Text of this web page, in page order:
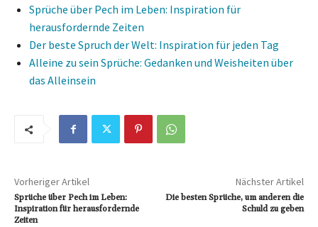
Sprüche über Pech im Leben: Inspiration für
herausfordernde Zeiten
Der beste Spruch der Welt: Inspiration für jeden Tag
Alleine zu sein Sprüche: Gedanken und Weisheiten über
das Alleinsein
Vorheriger Artikel
Sprüche über Pech im Leben:
Inspiration für herausfordernde
Zeiten
Nächster Artikel
Die besten Sprüche, um anderen die
Schuld zu geben